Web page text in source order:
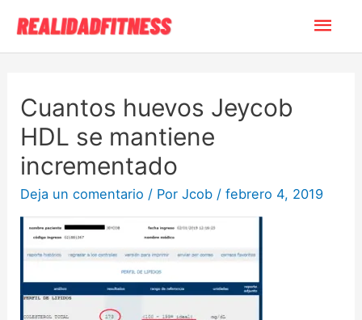
Cuantos huevos Jeycob
HDL se mantiene
incrementado
Deja un comentario / PorJcob /febrero 4, 2019